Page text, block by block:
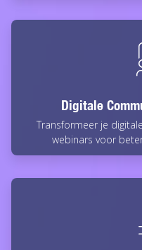
Digitale
Transformeer je
webinars voor